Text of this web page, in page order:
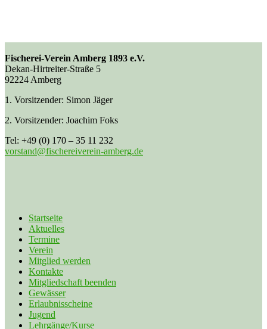
Fischerei-Verein Amberg 1893 e.V.
Dekan-Hirtreiter-Straße 5
92224 Amberg
1. Vorsitzender: Simon Jäger
2. Vorsitzender: Joachim Foks
Tel: +49 (0) 170 – 35 11 232
vorstand@fischereiverein-amberg.de
Startseite
Aktuelles
Termine
Verein
Mitglied werden
Kontakte
Mitgliedschaft beenden
Gewässer
Erlaubnisscheine
Jugend
Lehrgänge/Kurse